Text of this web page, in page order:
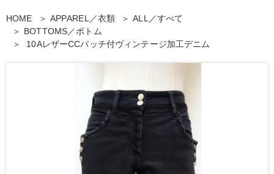
HOME APPAREL／衣類
ALL／すべて
BOTTOMS／ボトム
10AレザーCCパッチ付ヴィンテージ加工デニム